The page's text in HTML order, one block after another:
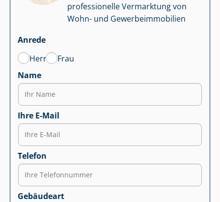
professionelle Vermarktung von
Wohn- und Ge­wer­be­im­mo­bi­li­en
Anrede
Herr
Frau
Name
Ihre E-Mail
Telefon
Gebäudeart